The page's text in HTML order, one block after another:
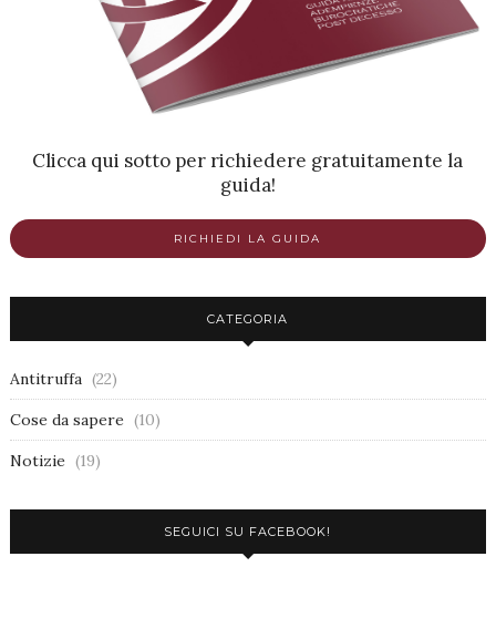
Clicca qui sotto per richiedere gratuitamente la
guida!
RICHIEDI LA GUIDA
CATEGORIA
Antitruffa (22)
Cose da sapere (10)
Notizie (19)
SEGUICI SU FACEBOOK!